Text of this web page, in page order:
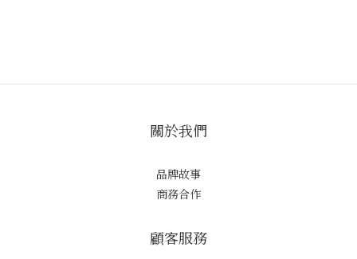
關於我們
品牌故事
商務合作
顧客服務